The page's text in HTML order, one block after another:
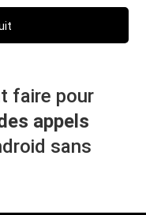
faire pour
appels
sans